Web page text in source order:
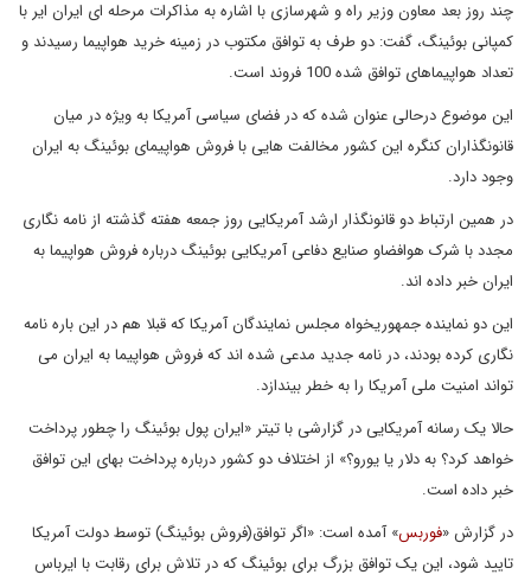
چند روز بعد معاون وزیر راه و شهرسازی با اشاره به مذاکرات مرحله ای ایران ایر با
کمپانی بوئینگ، گفت: دو طرف به توافق مکتوب در زمینه خرید هواپیما رسیدند و
تعداد هواپیماهای توافق شده 100 فروند است.
این موضوع درحالی عنوان شده که در فضای سیاسی آمریکا به ویژه در میان
قانونگذاران کنگره این کشور مخالفت هایی با فروش هواپیمای بوئینگ به ایران
وجود دارد.
در همین ارتباط دو قانونگذار ارشد آمریکایی روز جمعه هفته گذشته از نامه نگاری
مجدد با شرک هوافضاو صنایع دفاعی آمریکایی بوئینگ درباره فروش هواپیما به
ایران خبر داده اند.
این دو نماینده جمهوریخواه مجلس نمایندگان آمریکا که قبلا هم در این باره نامه
نگاری کرده بودند، در نامه جدید مدعی شده اند که فروش هواپیما به ایران می
تواند امنیت ملی آمریکا را به خطر بیندازد.
حالا یک رسانه آمریکایی در گزارشی با تیتر «ایران پول بوئینگ را چطور پرداخت
خواهد کرد؟ به دلار یا یورو؟» از اختلاف دو کشور درباره پرداخت بهای این توافق
خبر داده است.
در گزارش «فوربس» آمده است: «اگر توافق(فروش بوئینگ) توسط دولت آمریکا
تایید شود، این یک توافق بزرگ برای بوئینگ که در تلاش برای رقابت با ایرباس